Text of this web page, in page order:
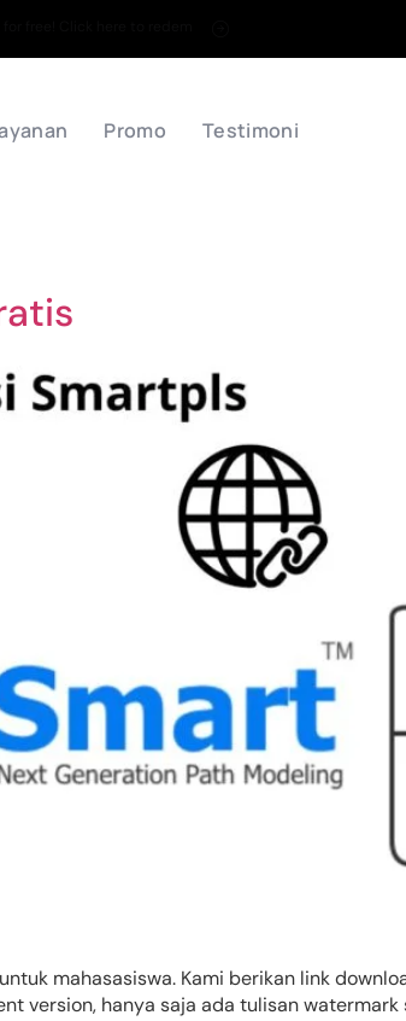
Promo Testimoni
mahasasiswa. Kami berikan link
version, hanya saja ada tulisan